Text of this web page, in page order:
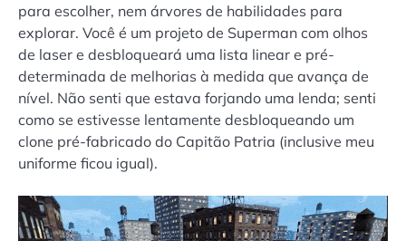
para escolher, nem árvores de habilidades para
explorar. Você é um projeto de Superman com olhos
de laser e desbloqueará uma lista linear e pré-
determinada de melhorias à medida que avança de
nível. Não senti que estava forjando uma lenda; senti
como se estivesse lentamente desbloqueando um
clone pré-fabricado do Capitão Patria (inclusive meu
uniforme ficou igual).